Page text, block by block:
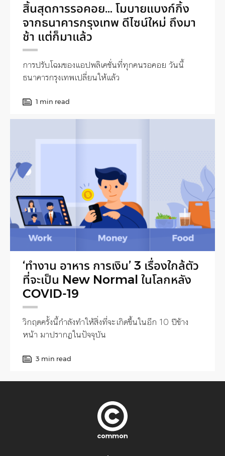
สิ้นสุดการรอคอย… โมบายแบงก์กิ้ง
จากธนาคารกรุงเทพ ดีไซน์ใหม่ ถึงมา
ช้า แต่ก็มาแล้ว
การปรับโฉมของแอปพลิเคชั่นที่ทุกคนรอคอย วันนี้
ธนาคารกรุงเทพเปลี่ยนให้แล้ว
1 min read
‘ทำงาน อาหาร การเงิน’ 3 เรื่องใกล้ตัว
ที่จะเป็น New Normal ในโลกหลัง
COVID-19
วิกฤตครั้งนี้กำลังทำให้สิ่งที่จะเกิดขึ้นในอีก 10 ปีข้าง
หน้า มาปรากฏในปัจจุบัน
3 min read